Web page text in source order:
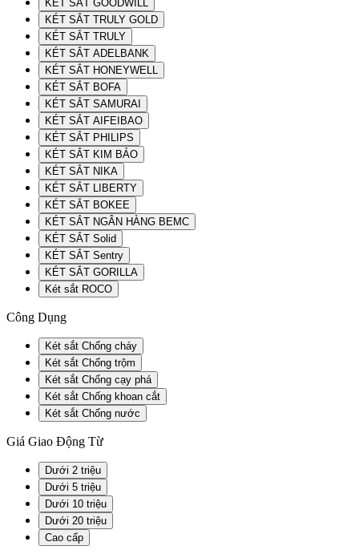
KÉT SẮT GOODWILL
KÉT SẮT TRULY GOLD
KÉT SẮT TRULY
KÉT SẮT ADELBANK
KÉT SẮT HONEYWELL
KÉT SẮT BOFA
KÉT SẮT SAMURAI
KÉT SẮT AIFEIBAO
KÉT SẮT PHILIPS
KÉT SẮT KIM BẢO
KÉT SẮT NIKA
KÉT SẮT LIBERTY
KÉT SẮT BOKEE
KÉT SẮT NGÂN HÀNG BEMC
KÉT SẮT Solid
KÉT SẮT Sentry
KÉT SẮT GORILLA
Két sắt ROCO
Công Dụng
Két sắt Chống cháy
Két sắt Chống trộm
Két sắt Chống cạy phá
Két sắt Chống khoan cắt
Két sắt Chống nước
Giá Giao Động Từ
Dưới 2 triệu
Dưới 5 triệu
Dưới 10 triệu
Dưới 20 triệu
Cao cấp